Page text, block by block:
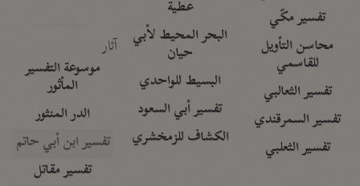
تفسير مكّي
محاسن التأويل
للقاسمي
تفسير الثعالبي
تفسير السمرقندي
تفسير الثعلبي
عطية
البحر المحيط لأبي
حيان
البسيط للواحدي
تفسير أبي السعود
الكشاف للزمخشري
آثار
موسوعة التفسير
المأثور
الدر المنثور
تفسير ابن أبي حاتم
تفسير مقاتل